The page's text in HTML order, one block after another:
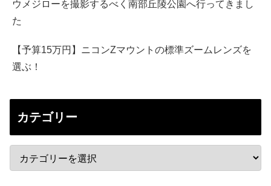
ウメジローを撮影するべく南部丘陵公園へ行ってきまし
た
【予算15万円】ニコンZマウントの標準ズームレンズを
選ぶ！
カテゴリー